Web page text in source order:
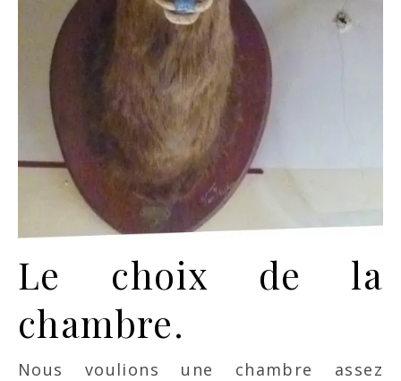
Le choix de la
chambre.
Nous voulions une chambre assez